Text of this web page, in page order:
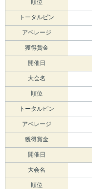
順位
トータルピン
アベレージ
獲得賞金
開催日
大会名
順位
トータルピン
アベレージ
獲得賞金
開催日
大会名
順位